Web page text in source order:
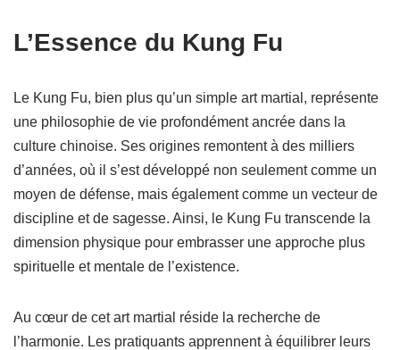
L’Essence du Kung Fu
Le Kung Fu, bien plus qu’un simple art martial, représente
une philosophie de vie profondément ancrée dans la
culture chinoise. Ses origines remontent à des milliers
d’années, où il s’est développé non seulement comme un
moyen de défense, mais également comme un vecteur de
discipline et de sagesse. Ainsi, le Kung Fu transcende la
dimension physique pour embrasser une approche plus
spirituelle et mentale de l’existence.
Au cœur de cet art martial réside la recherche de
l’harmonie. Les pratiquants apprennent à équilibrer leurs